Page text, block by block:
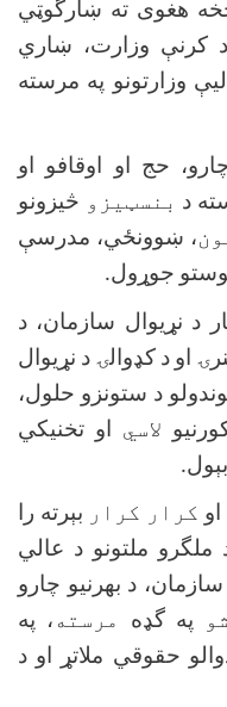
هغوى ته ښارگوټي
كرنې وزارت، ښاري
وزارتونو په مرسته
حج او اوقافو او
د بنسټيزو څيزونو
، ښوونځي، مدرسې
جوړول.
د نړيوال سازمان، د
او د كډوالۍ د نړيوال
د ستونزو حلول،
لاسي او تخنيكي
او کرار کرار بېرته را
ملگرو ملتونو د عالي
د بهرنيو چارو
په گډه مرسته ، په
حقوقي ملاتړ او د